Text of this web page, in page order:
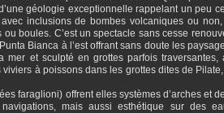
géologie exceptionnelle rappelant un peu
inclusions de bombes volcaniques ou
boules. C’est un spectacle sans cesse
Bianca à l’est offrant sans doute les
et sculpté en grottes parfois traversantes,
à poissons dans les grottes dites de
faraglioni) offrent elles systèmes d’arches et
mais aussi esthétique sur des